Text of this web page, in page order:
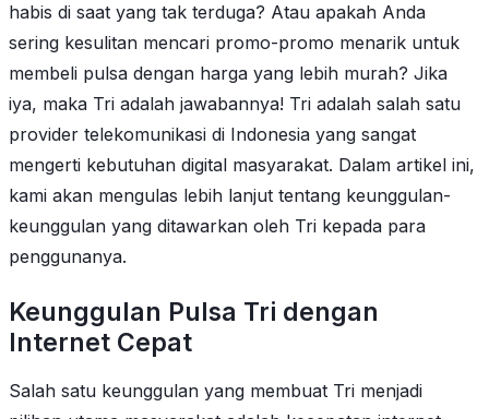
habis di saat yang tak terduga? Atau apakah Anda
sering kesulitan mencari promo-promo menarik untuk
membeli pulsa dengan harga yang lebih murah? Jika
iya, maka Tri adalah jawabannya! Tri adalah salah satu
provider telekomunikasi di Indonesia yang sangat
mengerti kebutuhan digital masyarakat. Dalam artikel ini,
kami akan mengulas lebih lanjut tentang keunggulan-
keunggulan yang ditawarkan oleh Tri kepada para
penggunanya.
Keunggulan Pulsa Tri dengan
Internet Cepat
Salah satu keunggulan yang membuat Tri menjadi